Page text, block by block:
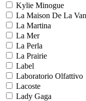
Kylie Minogue
La Maison De La
La Martina
La Mer
La Perla
La Prairie
Label
Laboratorio Olfattivo
Lacoste
Lady Gaga